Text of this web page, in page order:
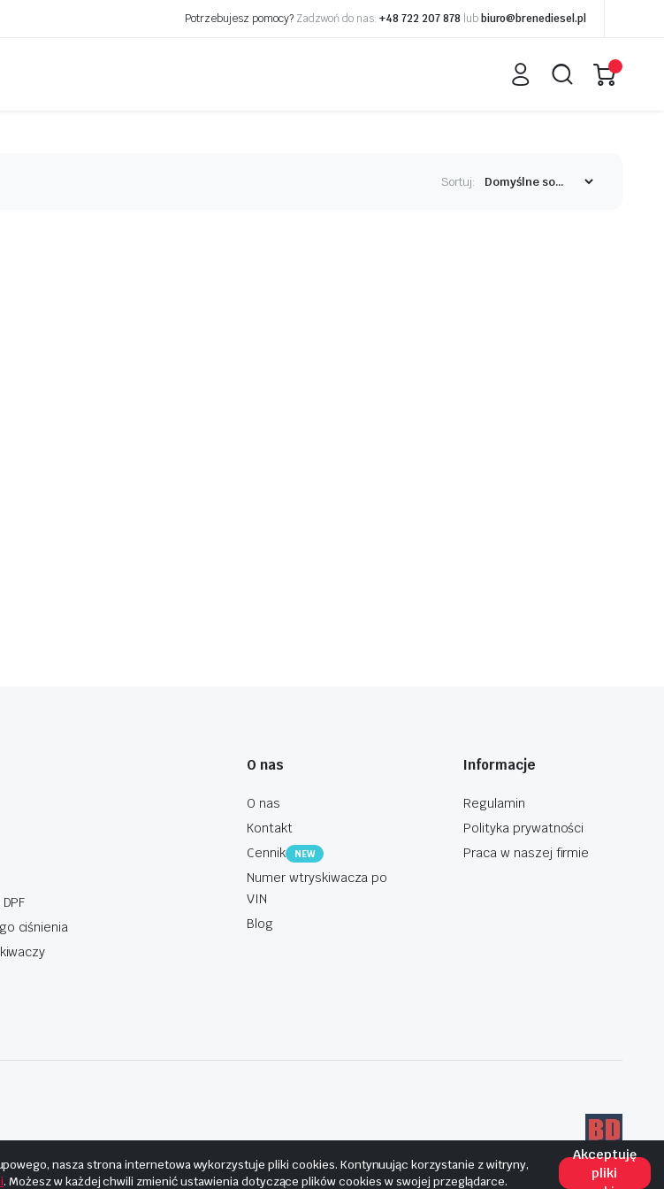
Potrzebujesz pomocy? Zadzwoń do nas: +48 722 207 878 lub biuro@brenediesel.pl
Sortuj:
ciśnienia
O nas
O nas
Kontakt
Cennik
NEW
Numer wtryskiwacza po
VIN
Blog
Informacje
Regulamin
Polityka prywatności
Praca w naszej firmie
nasza strona internetowa wykorzystuje pliki cookies. Kontynuując korzystanie z witryny,
. Możesz w każdej chwili zmienić ustawienia dotyczące plików cookies w swojej przeglądarce.
Akceptuję
pliki